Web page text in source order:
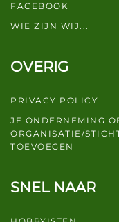
FACEBOOK
WIE ZIJN WIJ...
OVERIG
PRIVACY POLICY
JE ONDERNEMING
ORGANISATIE/
TOEVOEGEN
SNEL NAAR